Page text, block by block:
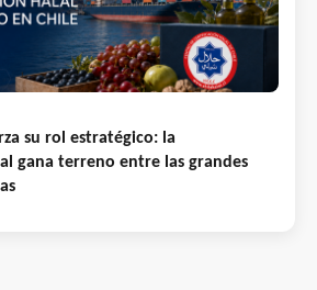
su rol estratégico: la
gana terreno entre las grandes